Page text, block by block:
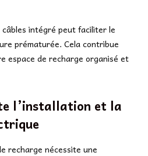
intégré peut faciliter le
prématurée. Cela contribue
espace de recharge organisé et
l’installation et la
recharge nécessite une